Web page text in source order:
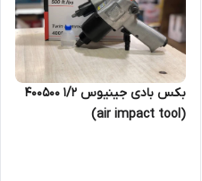
بکس بادی جینیوس ۱/۲ 400500
(air impact tool)